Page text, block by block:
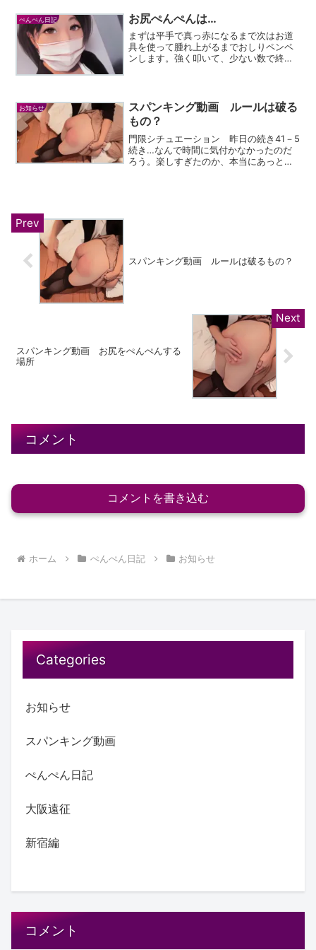
にありがとう♡良くなりま...
ぺんぺん日記 お尻ぺんぺんは…
まずは平手で真っ赤になるまで次はお道
具を使って腫れ上がるまでおしりペンペ
ンします。強く叩いて、少ない数で終わ
しりをタオルで冷やしなが...
お知らせ
スパンキング動画 ルールは破る
もの？
門限シチュエーション 昨日の続き41－5
続き…なんで時間に気付かなかったのだ
ろう。楽しすぎたのか、本当にあっとゆ
スパンキング動画 ルールは破るもの？
スパンキング動画 お尻をぺんぺんする
場所
コメント
コメントを書き込む
ホーム ぺんぺん日記 お知らせ
Categories
お知らせ
スパンキング動画
ぺんぺん日記
大阪遠征
新宿編
コメント